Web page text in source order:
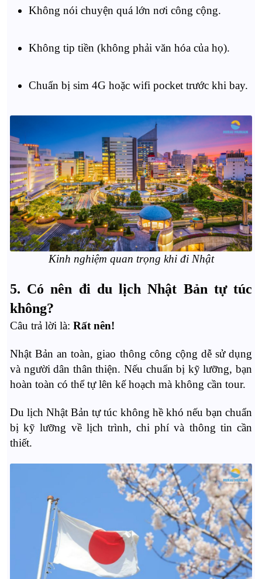
Không nói chuyện quá lớn nơi công cộng.
Không tip tiền (không phải văn hóa của họ).
Chuẩn bị sim 4G hoặc wifi pocket trước khi bay.
Kinh nghiệm quan trọng khi đi Nhật
5. Có nên đi du lịch Nhật Bản tự túc
không?
Câu trả lời là: Rất nên!
Nhật Bản an toàn, giao thông công cộng dễ sử dụng
và người dân thân thiện. Nếu chuẩn bị kỹ lưỡng, bạn
hoàn toàn có thể tự lên kế hoạch mà không cần tour.
Du lịch Nhật Bản tự túc không hề khó nếu bạn chuẩn
bị kỹ lưỡng về lịch trình, chi phí và thông tin cần
thiết.